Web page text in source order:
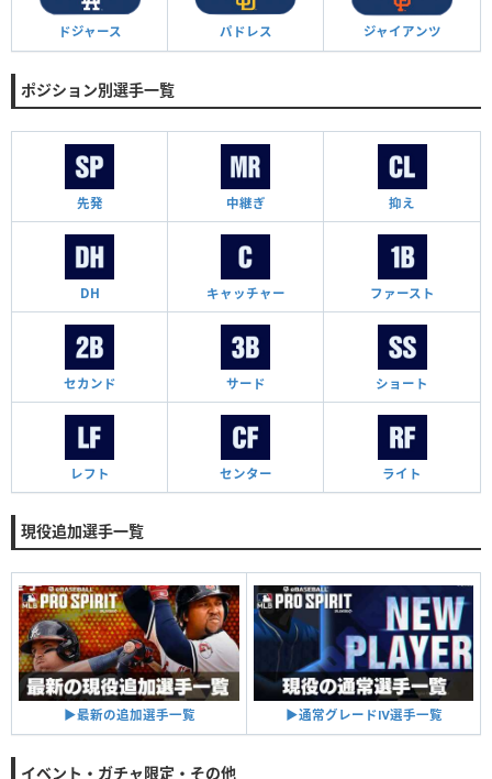
ドジャース パドレス ジャイアンツ
ポジション別選手一覧
先発 中継ぎ 抑え
DH キャッチャー ファースト
セカンド サード ショート
レフト センター ライト
現役追加選手一覧
▶︎最新の追加選手一覧 ▶︎通常グレードⅣ選手一覧
イベント・ガチャ限定・その他